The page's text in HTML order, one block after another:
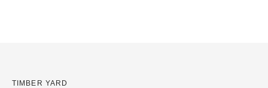
TIMBER YARD